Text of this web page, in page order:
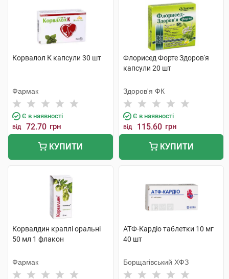
Корвалол К капсули 30 шт
Фармак
Є в наявності
від 72.70 грн
КУПИТИ
Флорисед Форте Здоров'я
капсули 20 шт
Здоров'я ФК
Є в наявності
від 115.60 грн
КУПИТИ
Корвалдин краплі оральні
50 мл 1 флакон
Фармак
АТФ-Кардіо таблетки 10 мг
40 шт
Борщагівський ХФЗ